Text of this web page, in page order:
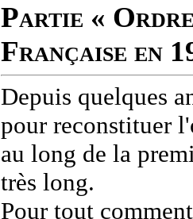
Partie «
Française en
Depuis quelques
pour reconstituer
au long de la
très long.
Pour tout